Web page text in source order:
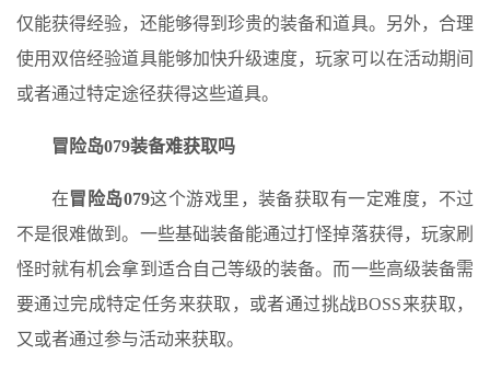
仅能获得经验，还能够得到珍贵的装备和道具。另外，合理
使用双倍经验道具能够加快升级速度，玩家可以在活动期间
或者通过特定途径获得这些道具。
冒险岛079装备难获取吗
在冒险岛079这个游戏里，装备获取有一定难度，不过
不是很难做到。一些基础装备能通过打怪掉落获得，玩家刷
怪时就有机会拿到适合自己等级的装备。而一些高级装备需
要通过完成特定任务来获取，或者通过挑战BOSS来获取，
又或者通过参与活动来获取。